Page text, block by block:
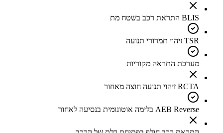
BLIS התראת רכב בשטח מת
TSR זיהוי תמרורי תנועה
מערכת התראה מקוריות
RCTA זיהוי תנועה חוצה מאחור
AEB Reverse בלימה אוטונומית בנסיעה לאחור